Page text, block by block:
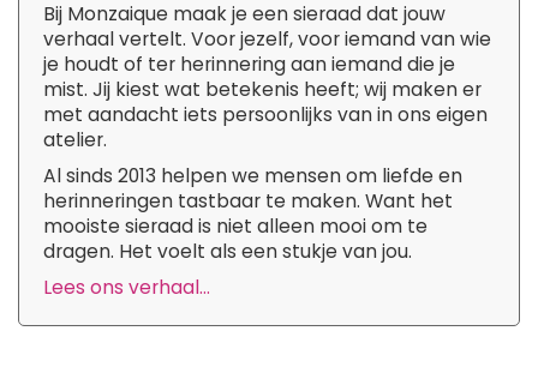
Bij Monzaique maak je een sieraad dat jouw
verhaal vertelt. Voor jezelf, voor iemand van wie
je houdt of ter herinnering aan iemand die je
mist. Jij kiest wat betekenis heeft; wij maken er
met aandacht iets persoonlijks van in ons eigen
atelier.
Al sinds 2013 helpen we mensen om liefde en
herinneringen tastbaar te maken. Want het
mooiste sieraad is niet alleen mooi om te
dragen. Het voelt als een stukje van jou.
Lees ons verhaal...